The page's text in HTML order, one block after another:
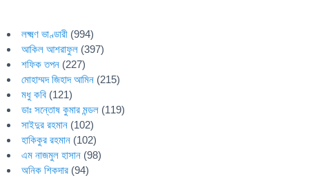
লক্ষ্মণ ভাণ্ডারী (994)
আকিল আশরাফুল (397)
শফিক তপন (227)
মোহাম্মদ জিহাদ আমিন (215)
মধু কবি (121)
ডাঃ সন্তোষ কুমার মন্ডল (119)
সাইদুর রহমান (102)
হাকিকুর রহমান (102)
এম নাজমুল হাসান (98)
অনিক শিকদার (94)